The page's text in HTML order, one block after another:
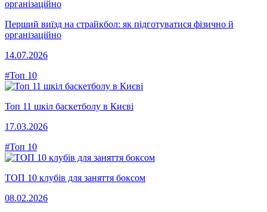
Перший виїзд на страйкбол: як підготуватися фізично й
організаційно
14.07.2026
#Топ 10
Топ 11 шкіл баскетболу в Києві
17.03.2026
#Топ 10
ТОП 10 клубів для заняття боксом
08.02.2026